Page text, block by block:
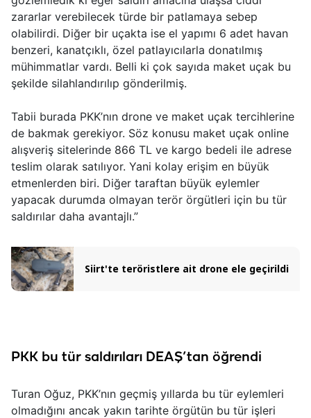
zararlar verebilecek türde bir patlamaya sebep
olabilirdi. Diğer bir uçakta ise el yapımı 6 adet havan
benzeri, kanatçıklı, özel patlayıcılarla donatılmış
mühimmatlar vardı. Belli ki çok sayıda maket uçak bu
şekilde silahlandırılıp gönderilmiş.
Tabii burada PKK’nın drone ve maket uçak tercihlerine
de bakmak gerekiyor. Söz konusu maket uçak online
alışveriş sitelerinde 866 TL ve kargo bedeli ile adrese
teslim olarak satılıyor. Yani kolay erişim en büyük
etmenlerden biri. Diğer taraftan büyük eylemler
yapacak durumda olmayan terör örgütleri için bu tür
saldırılar daha avantajlı.”
Siirt'te teröristlere ait drone ele geçirildi
PKK bu tür saldırıları DEAŞ’tan öğrendi
Turan Oğuz, PKK’nın geçmiş yıllarda bu tür eylemleri
olmadığını ancak yakın tarihte örgütün bu tür işleri